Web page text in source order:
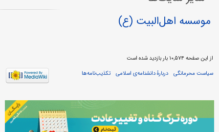
موسسه اهل‌البیت (ع)
از این صفحه ۱۰,۵۷۴ بار بازدید شده است
سیاست محرمانگی
دربارهٔ دانشنامه‌ی اسلامی تکذیب‌نامه‌ها